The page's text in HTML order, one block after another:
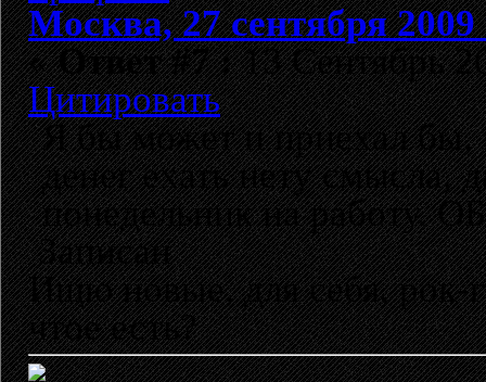
Москва, 27 сентября 2009
«Ответ #7 :13 Сентябрь
Цитировать
Я бы может и приехал бы,
денег ехать нету смысла,
понедельник на работу.
Записан
Ищю новые, для себя, рок-
чтое есть?